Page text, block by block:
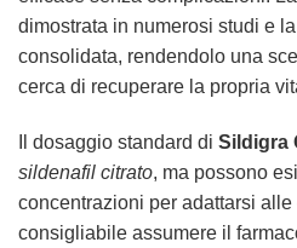
dimostrata in numerosi studi e
consolidata, rendendolo una
cerca di recuperare la propria
Il dosaggio standard di Sildigra
sildenafil citrato, ma possono
concentrazioni per adattarsi
consigliabile assumere il